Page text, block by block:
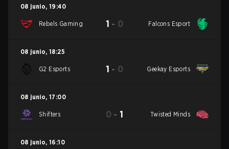
08 junio, 19:40
Rebels Gaming 1 - 0 Falcons Esport
08 junio, 18:25
G2 Esports 1 - 0 Geekay Esports
08 junio, 17:00
Shifters 0 -1 Twisted Minds
08 junio, 16:10